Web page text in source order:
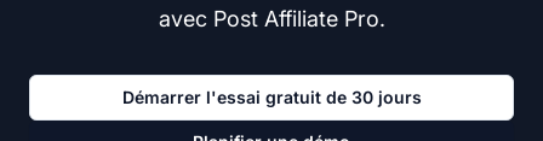
avec Post Affiliate Pro.
Démarrer l'essai gratuit de 30 jours